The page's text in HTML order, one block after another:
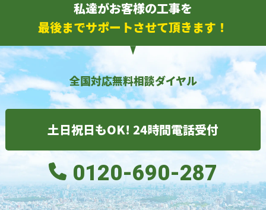
私達がお客様の工事を
最後までサポートさせて頂きます！
全国対応無料相談ダイヤル
土日祝日もOK! 24時間電話受付
0120-690-287